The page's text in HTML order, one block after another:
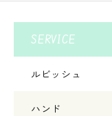
SERVICE
ルビッシュ
ハンド